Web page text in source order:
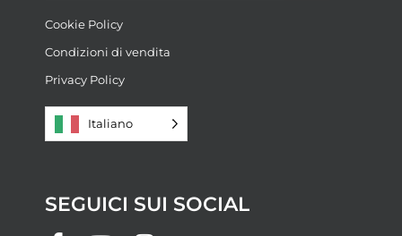
Cookie Policy
Condizioni di vendita
Privacy Policy
Italiano
SEGUICI SUI SOCIAL